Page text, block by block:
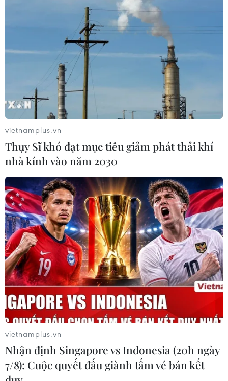
vietnamplus.vn
Thụy Sĩ khó đạt mục tiêu giảm phát thải khí
nhà kính vào năm 2030
vietnamplus.vn
Nhận định Singapore vs Indonesia (20h ngày
7/8): Cuộc quyết đấu giành tấm vé bán kết